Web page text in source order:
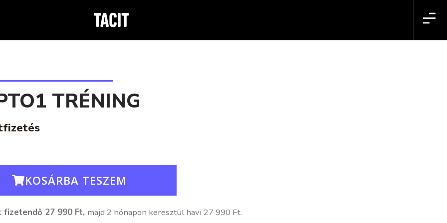
TRÉNING
KOSÁRBA TESZEM
fizetendő 27 990 Ft, majd 2 hónapon keresztül havi 27 990 Ft.